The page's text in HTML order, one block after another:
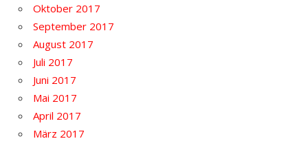
Oktober 2017
September 2017
August 2017
Juli 2017
Juni 2017
Mai 2017
April 2017
März 2017